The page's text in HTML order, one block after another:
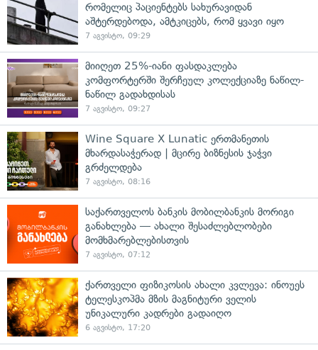
რომელიც პაციენტებს სახურავიდან
აშტერდებოდა, ამტკიცებს, რომ ყვავი იყო
7 აგვისტო, 09:29
მიიღეთ 25%-იანი ფასდაკლება
კომფორტერში შერჩეულ კოლექციაზე ნაწილ-
ნაწილ გადახდისას
7 აგვისტო, 09:27
Wine Square X Lunatic ერთმანეთის
მხარდასაჭერად | მცირე ბიზნესის ჯაჭვი
გრძელდება
7 აგვისტო, 08:16
საქართველოს ბანკის მობილბანკის მორიგი
განახლება — ახალი შესაძლებლობები
მომხმარებლებისთვის
7 აგვისტო, 07:12
ქართველი ფიზიკოსის ახალი კვლევა: ინოუეს
ტელესკოპმა მზის მაგნიტური ველის
უნიკალური კადრები გადაიღო
6 აგვისტო, 17:20